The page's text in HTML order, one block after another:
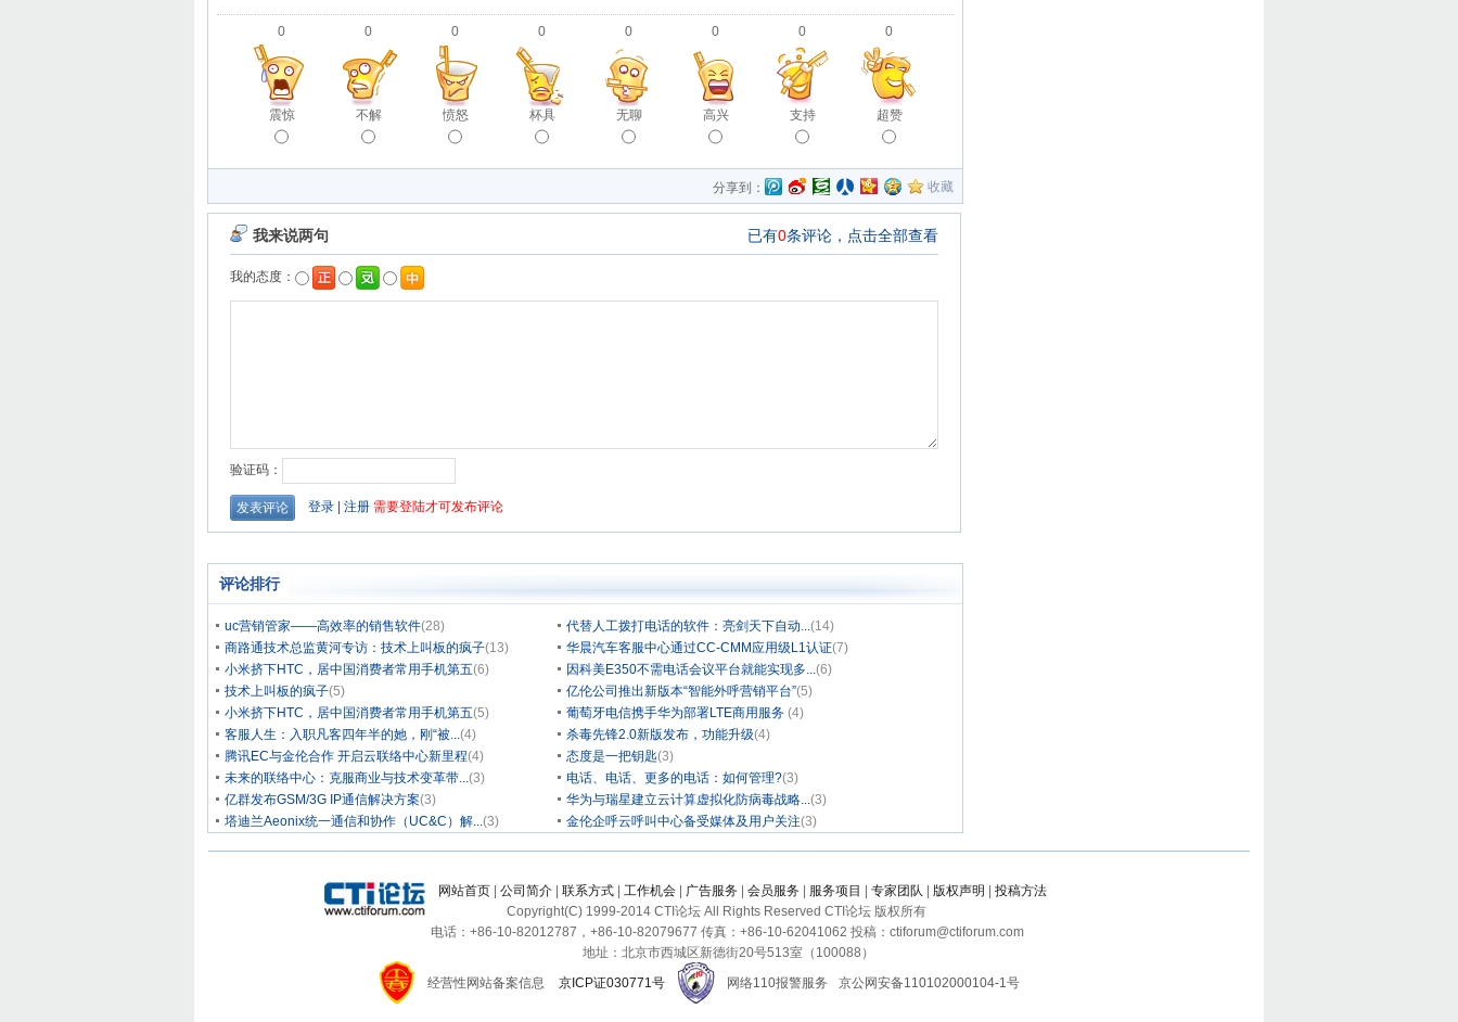
0
震惊
0
不解
0
愤怒
0
杯具
0
无聊
0
高兴
0
支持
0
超赞
分享到： 收藏
评论排行
uc营销管家——高效率的销售软件(28) 代替人工拨打电话的软件：亮剑天下自动...(14)
商路通技术总监黄河专访：技术上叫板的疯子(13) 华晨汽车客服中心通过CC-CMM应用级L1认证(7)
小米挤下HTC，居中国消费者常用手机第五(6) 因科美E350不需电话会议平台就能实现多...(6)
技术上叫板的疯子(5) 亿伦公司推出新版本“智能外呼营销平台”(5)
小米挤下HTC，居中国消费者常用手机第五(5) 葡萄牙电信携手华为部署LTE商用服务 (4)
客服人生：入职凡客四年半的她，刚“被...(4) 杀毒先锋2.0新版发布，功能升级(4)
腾讯EC与金伦合作 开启云联络中心新里程(4) 态度是一把钥匙(3)
未来的联络中心：克服商业与技术变革带...(3) 电话、电话、更多的电话：如何管理?(3)
亿群发布GSM/3G IP通信解决方案(3) 华为与瑞星建立云计算虚拟化防病毒战略...(3)
塔迪兰Aeonix统一通信和协作（UC&C）解...(3) 金伦企呼云呼叫中心备受媒体及用户关注(3)
网站首页 公司简介 联系方式 工作机会 广告服务 会员服务 服务项目 专家团队 版权声明
投稿方法
Copyright(C) 1999-2014 CTI论坛 All Rights Reserved CTI论坛 版权所有
电话：+86-10-82012787，+86-10-82079677 传真：+86-10-62041062 投稿：ctiforum@ctiforum.com
地址：北京市西城区新德街20号513室（100088）
经营性网站备案信息
京ICP证030771号 网络110报警服务 京公网安备110102000104-1号